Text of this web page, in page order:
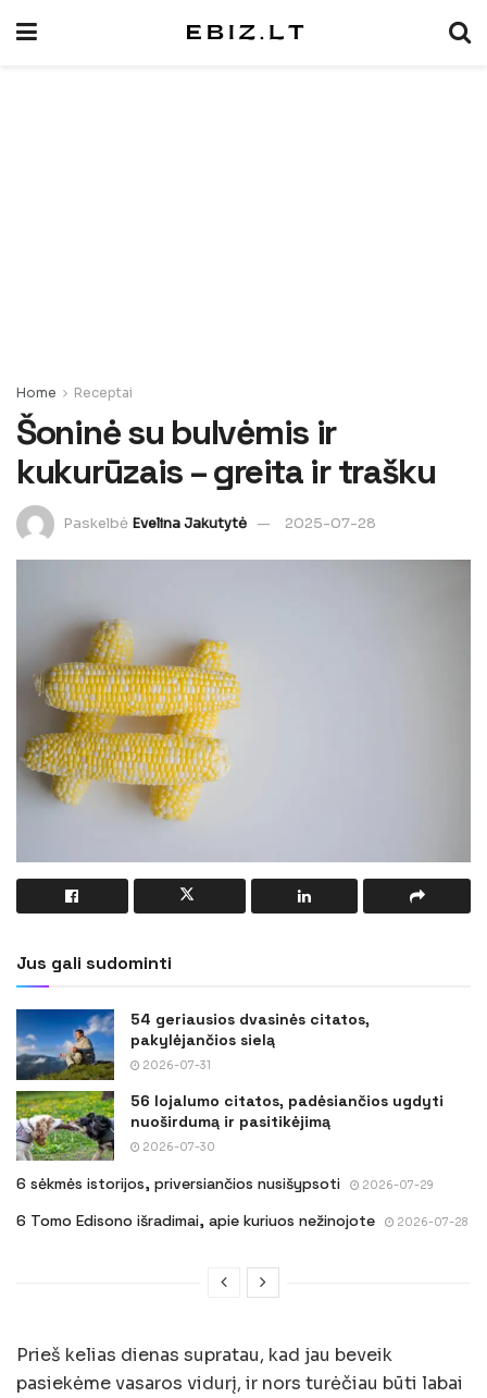
Home Receptai
Šoninė su bulvėmis ir
kukurūzais – greita ir trašku
Paskelbė Evelina Jakutytė 2025-07-28
Jus gali sudominti
54 geriausios dvasinės citatos,
pakylėjančios sielą
2026-07-31
56 lojalumo citatos, padėsiančios ugdyti
nuoširdumą ir pasitikėjimą
2026-07-30
6 sėkmės istorijos, priversiančios nusišypsoti 2026-07-29
6 Tomo Edisono išradimai, apie kuriuos nežinojote 2026-07-28
Prieš kelias dienas supratau, kad jau beveik
pasiekėme vasaros vidurį, ir nors turėčiau būti labai